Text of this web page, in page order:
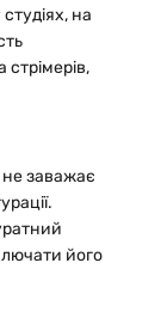
на
не заважає
його